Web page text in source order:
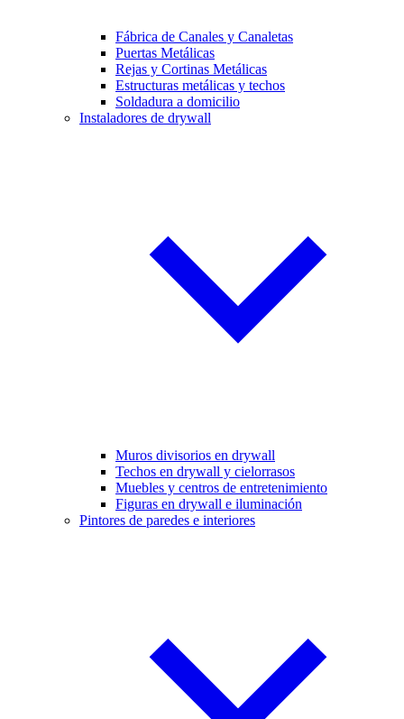
Fábrica de Canales y Canaletas
Puertas Metálicas
Rejas y Cortinas Metálicas
Estructuras metálicas y techos
Soldadura a domicilio
Instaladores de drywall
Muros divisorios en drywall
Techos en drywall y cielorrasos
Muebles y centros de entretenimiento
Figuras en drywall e iluminación
Pintores de paredes e interiores